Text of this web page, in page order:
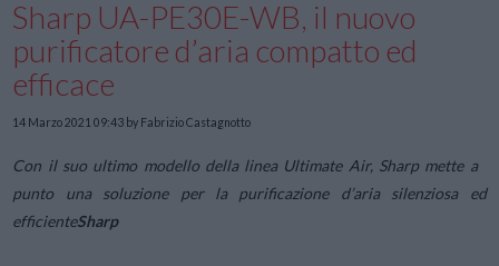
Sharp UA-PE30E-WB, il nuovo
purificatore d’aria compatto ed
efficace
14 Marzo 2021 09:43 by Fabrizio Castagnotto
Con il suo ultimo modello della linea Ultimate Air, Sharp mette a
punto una soluzione per la purificazione d’aria silenziosa ed
efficienteSharp